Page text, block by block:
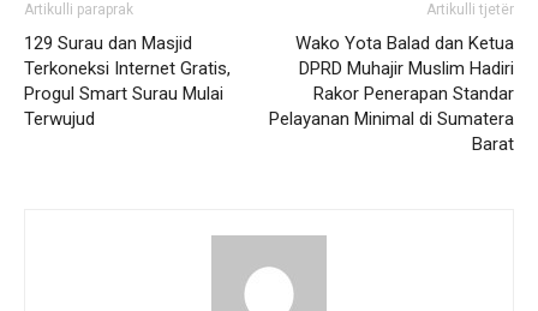
Artikulli paraprak
129 Surau dan Masjid
Terkoneksi Internet Gratis,
Progul Smart Surau Mulai
Terwujud
Artikulli tjetër
Wako Yota Balad dan Ketua
DPRD Muhajir Muslim Hadiri
Rakor Penerapan Standar
Pelayanan Minimal di Sumatera
Barat